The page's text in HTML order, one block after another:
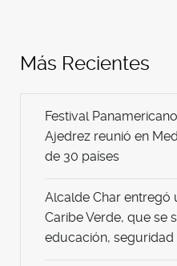
Más Recientes
Festival
Ajedrez reunió en
de 30 países
Alcalde Char entregó
Caribe Verde, que se
educación,